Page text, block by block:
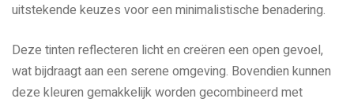
uitstekende keuzes voor een minimalistische benadering.
Deze tinten reflecteren licht en creëren een open gevoel,
wat bijdraagt aan een serene omgeving. Bovendien kunnen
deze kleuren gemakkelijk worden gecombineerd met